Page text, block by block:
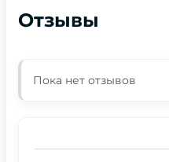
Отзывы
Пока нет отзывов